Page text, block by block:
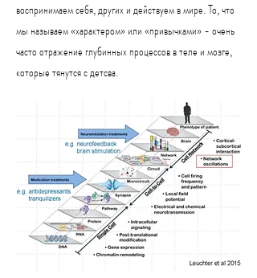
воспринимаем себя, других и действуем в мире. То, что
мы называем «характером» или «привычками» - очень
часто отражение глубинных процессов в теле и мозге,
которые тянутся с детсва.